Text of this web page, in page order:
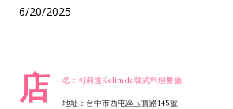
6/20/2025
店 名：可莉達Kelimda韓式料理餐廳
地址：台中市西屯區玉寶路145號